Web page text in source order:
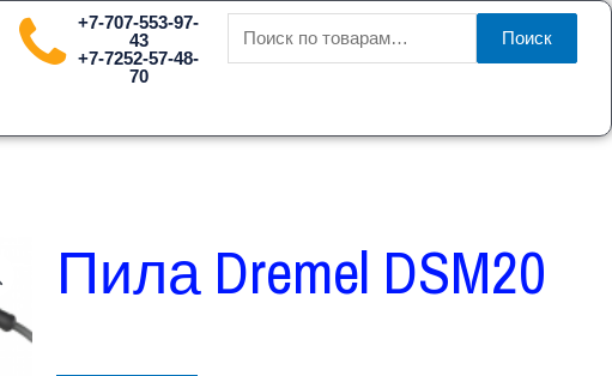
+7-707-553-97-
43
+7-7252-57-48-
70
Искать:
Поиск
Пила Dremel DSM20